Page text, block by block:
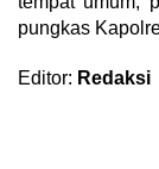
pungkas
Editor: Redaksi